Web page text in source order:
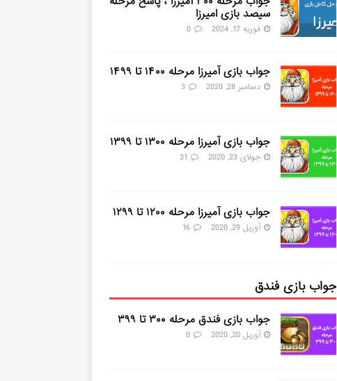
سیصد بازی امیرزا
فوریه 17, 2024 0
جواب بازی آمیرزا مرحله ۱۴۰۰ تا ۱۴۹۹
دسامبر 28, 2020 3
جواب بازی آمیرزا مرحله ۱۳۰۰ تا ۱۳۹۹
جولای 23, 2020 31
جواب بازی آمیرزا مرحله ۱۲۰۰ تا ۱۲۹۹
آوریل 29, 2020 16
جواب بازی فندق
جواب بازی فندق مرحله ۳۰۰ تا ۳۹۹
آوریل 20, 2020 0